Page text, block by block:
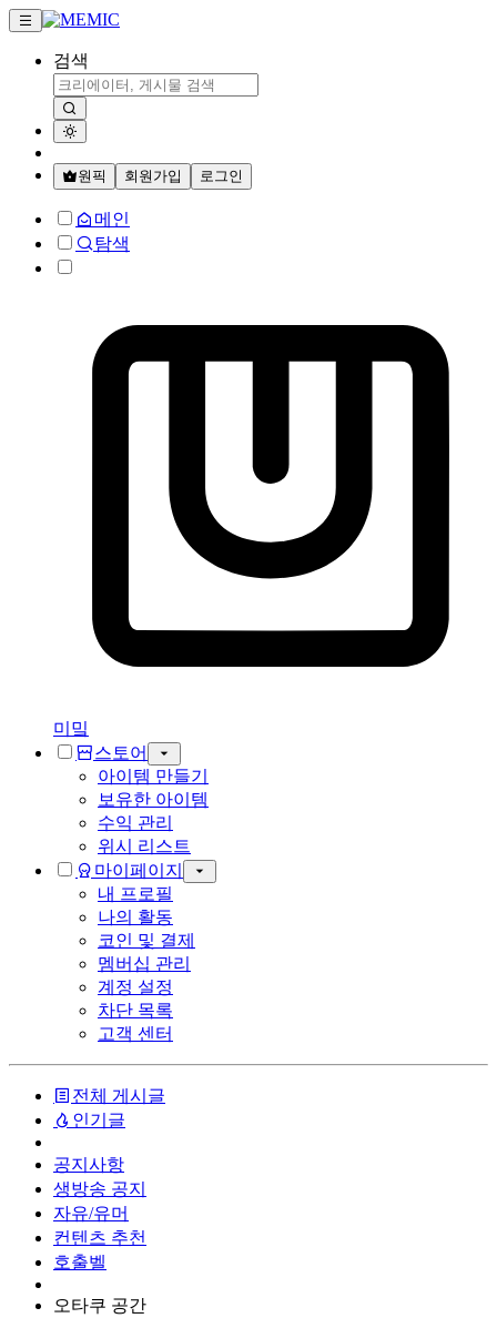
검색
원픽 회원가입 로그인
메인
탐색
미밐
스토어
아이템 만들기
보유한 아이템
수익 관리
위시 리스트
마이페이지
내 프로필
나의 활동
코인 및 결제
멤버십 관리
계정 설정
차단 목록
고객 센터
전체 게시글
인기글
공지사항
생방송 공지
자유/유머
컨텐츠 추천
호출벨
오타쿠 공간